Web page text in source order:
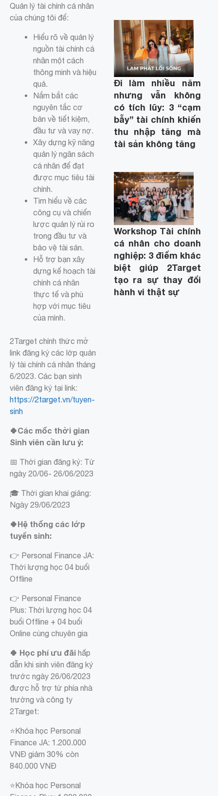
Quản lý tài chính cá nhân
của chúng tôi để:
Hiểu rõ về quản lý
nguồn tài chính cá
nhân một cách
thông minh và hiệu
quả.
Nắm bắt các
nguyên tắc cơ
bản về tiết kiệm,
đầu tư và vay nợ.
Xây dựng kỹ năng
quản lý ngân sách
cá nhân để đạt
được mục tiêu tài
chính.
Tìm hiểu về các
công cụ và chiến
lược quản lý rủi ro
trong đầu tư và
bảo vệ tài sản.
Hỗ trợ bạn xây
dựng kế hoạch tài
chính cá nhân
thực tế và phù
hợp với mục tiêu
của mình.
2Target chính thức mở
link đăng ký các lớp quản
lý tài chính cá nhân tháng
6/2023. Các bạn sinh
viên đăng ký tại link:
https://2target.vn/tuyen-
sinh
🍀Các mốc thời gian
Sinh viên cần lưu ý:
📅 Thời gian đăng ký: Từ
ngày 20/06- 26/06/2023
🎓 Thời gian khai giảng:
Ngày 29/06/2023
🍀Hệ thống các lớp
tuyển sinh:
👉 Personal Finance JA:
Thời lượng học 04 buổi
Offline
👉 Personal Finance
Plus: Thời lượng học 04
buổi Offline + 04 buổi
Online cùng chuyên gia
🍀 Học phí ưu đãi hấp
dẫn khi sinh viên đăng ký
trước ngày 26/06/2023
được hỗ trợ từ phía nhà
trường và công ty
2Target:
⭐Khóa học Personal
Finance JA: 1.200.000
VNĐ giảm 30% còn
840.000 VNĐ
⭐Khóa học Personal
Đi làm nhiều năm
nhưng vẫn không
có tích lũy: 3 “cạm
bẫy” tài chính khiến
thu nhập tăng mà
tài sản không tăng
Workshop Tài chính
cá nhân cho doanh
nghiệp: 3 điểm khác
biệt giúp 2Target
tạo ra sự thay đổi
hành vi thật sự